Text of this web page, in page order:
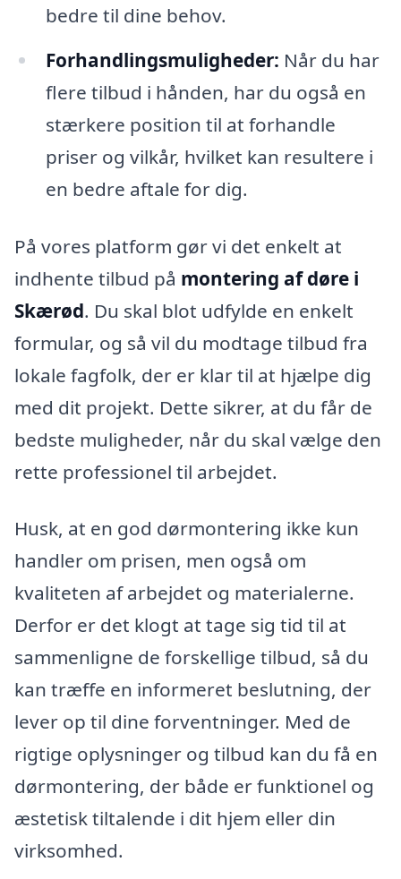
bedre til dine behov.
Forhandlingsmuligheder: Når du har
flere tilbud i hånden, har du også en
stærkere position til at forhandle
priser og vilkår, hvilket kan resultere i
en bedre aftale for dig.
På vores platform gør vi det enkelt at
indhente tilbud på montering af døre i
Skærød. Du skal blot udfylde en enkelt
formular, og så vil du modtage tilbud fra
lokale fagfolk, der er klar til at hjælpe dig
med dit projekt. Dette sikrer, at du får de
bedste muligheder, når du skal vælge den
rette professionel til arbejdet.
Husk, at en god dørmontering ikke kun
handler om prisen, men også om
kvaliteten af arbejdet og materialerne.
Derfor er det klogt at tage sig tid til at
sammenligne de forskellige tilbud, så du
kan træffe en informeret beslutning, der
lever op til dine forventninger. Med de
rigtige oplysninger og tilbud kan du få en
dørmontering, der både er funktionel og
æstetisk tiltalende i dit hjem eller din
virksomhed.